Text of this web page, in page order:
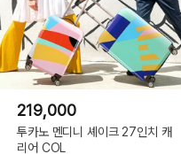
219,000
투카노 멘디니 셰이크 27인치 캐
리어 COL